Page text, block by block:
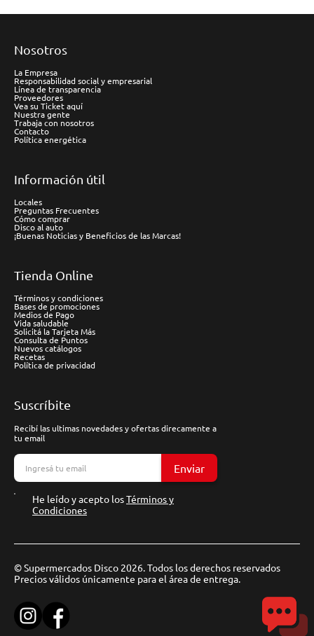
Nosotros
La Empresa
Responsabilidad social y empresarial
Línea de transparencia
Proveedores
Vea su Ticket aquí
Nuestra gente
Trabaja con nosotros
Contacto
Política energética
Información útil
Locales
Preguntas Frecuentes
Cómo comprar
Disco al auto
¡Buenas Noticias y Beneficios de las Marcas!
Tienda Online
Términos y condiciones
Bases de promociones
Medios de Pago
Vida saludable
Solicitá la Tarjeta Más
Consulta de Puntos
Nuevos catálogos
Recetas
Política de privacidad
Suscríbite
Recibí las ultimas novedades y ofertas direcamente a
tu email
Enviar
He leído y acepto losTérminos y
Condiciones
© Supermercados Disco 2026. Todos los derechos reservados
Precios válidos únicamente para el área de entrega.